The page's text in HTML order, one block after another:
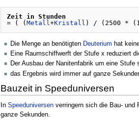
Zeit in Stunden
= ( (Metall+Kristall ) / (2500 *
Die Menge an benötigten Deuterium hat
Eine Raumschiffwerft der Stufe x reduziert
Der Ausbau der Nanitenfabrik um eine
das Ergebnis wird immer auf ganze
Bauzeit in Speeduniversen
In Speeduniversenverringern sich die Bau- und
ganze Sekunden.